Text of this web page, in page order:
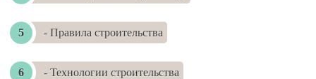
- Правила строительства
- Технологии строительства